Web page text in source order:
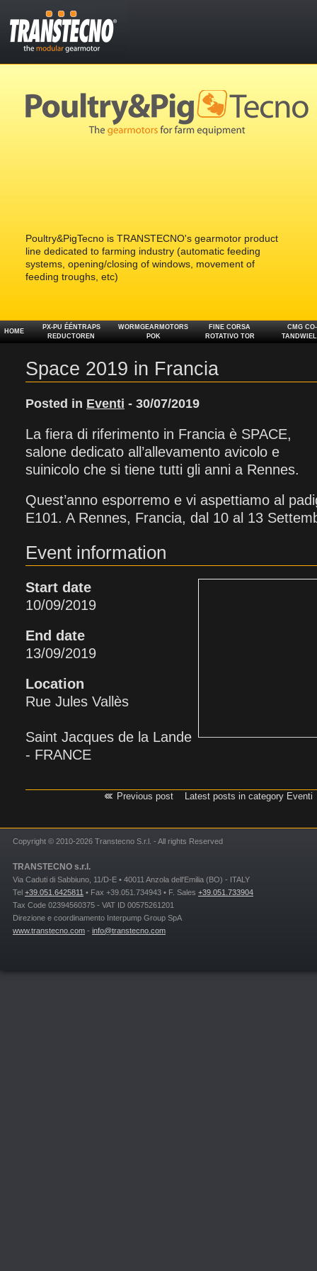
Poultry&PigTecno is TRANSTECNO's gearmotor product
line dedicated to farming industry (automatic feeding
systems, opening/closing of windows, movement of
feeding troughs, etc)
HOME
PX‑PU ÉÉNTRAPS
REDUCTOREN
WORMGEARMOTORS
POK
FINE CORSA
ROTATIVO TOR
CMG
Space 2019 in Francia
Posted in Eventi - 30/07/2019
La fiera di riferimento in Francia è SPACE,
salone dedicato all’allevamento avicolo e
suinicolo che si tiene tutti gli anni a Rennes.
Quest’anno esporremo e vi aspettiamo al
E101. A Rennes, Francia, dal 10 al 13
Event information
Start date
10/09/2019
End date
13/09/2019
Location
Rue Jules Vallès
Saint Jacques de la Lande
- FRANCE
Previous post Latest posts in category Eventi
Copyright © 2010-2026 Transtecno S.r.l. - All rights Reserved
TRANSTECNO s.r.l.
Via Caduti di Sabbiuno, 11/D-E • 40011 Anzola dell'Emilia (BO) - ITALY
Tel +39.051.6425811 • Fax +39.051.734943 • F. Sales +39.051.733904
Tax Code 02394560375 - VAT ID 00575261201
Direzione e coordinamento Interpump Group SpA
www.transtecno.com - info@transtecno.com